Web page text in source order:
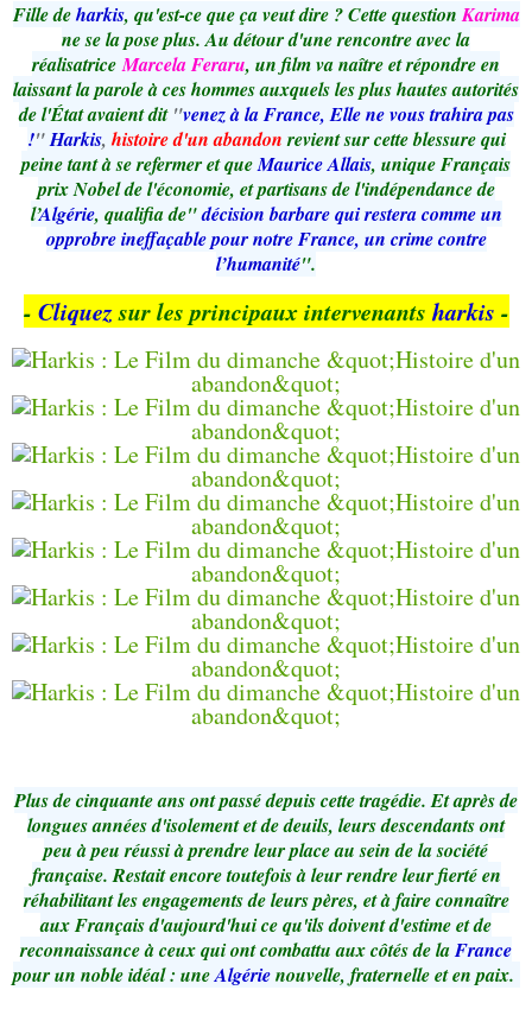
Fille deharkis, qu'est-ce que ça veut dire ? Cette question Karima
ne se la pose plus. Au détour d'une rencontre avec la
réalisatriceMarcela Feraru, un film va naître et répondre en
laissant la parole à ces hommes auxquels les plus hautes autorités
de l'État avaient dit "venez à la France, Elle ne vous trahira pas
!"Harkis, histoire d'un abandon revient sur cette blessure qui
peine tant à se refermer et queMaurice Allais, unique Français
prix Nobel de l'économie, et partisans de l'indépendance de
l’Algérie, qualifia de"décision barbare qui restera comme un
opprobre ineffaçable pour notre France, un crime contre
l’humanité".
- Cliquezsur les principaux intervenants harkis -
Plus de cinquante ans ont passé depuis cette tragédie. Et après de
longues années d'isolement et de deuils, leurs descendants ont
peu à peu réussi à prendre leur place au sein de la société
française. Restait encore toutefois à leur rendre leur fierté en
réhabilitant les engagements de leurs pères, et à faire connaître
aux Français d'aujourd'hui ce qu'ils doivent d'estime et de
reconnaissance à ceux qui ont combattu aux côtés de laFrance
pour un noble idéal : uneAlgérienouvelle, fraternelle et en paix.